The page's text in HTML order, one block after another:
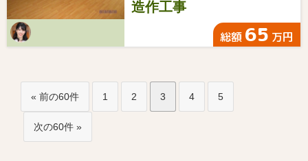
造作工事
総額 65 万円
« 前の60件 1 2 3 4 5
次の60件 »